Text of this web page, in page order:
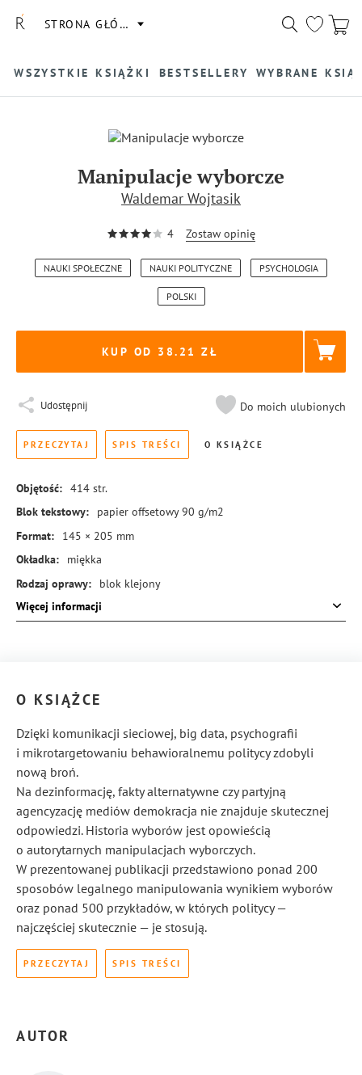
STRONA GŁÓWNA
WSZYSTKIE KSIĄŻKI BESTSELLERY WYBRANE
Manipulacje wyborcze
Waldemar Wojtasik
4 Zostaw opinię
NAUKI SPOŁECZNE NAUKI POLITYCZNE PSYCHOLOGIA
POLSKI
KUP OD 38.21
Udostępnij Do moich ulubionych
PRZECZYTAJ SPIS TREŚCI O KSIĄŻCE
Objętość: 414 str.
Blok tekstowy:
papier offsetowy 90 g/m2
Format:
145 × 205 mm
Okładka:
miękka
Rodzaj oprawy:
blok klejony
ISBN:
978-83-8273-592-5
Więcej informacji
O KSIĄŻCE
Dzięki komunikacji sieciowej, big data, psychografii
i mikrotargetowaniu behawioralnemu politycy zdobyli
nową broń.
Na dezinformację, fakty alternatywne czy partyjną
agencyzację mediów demokracja nie znajduje skutecznej
odpowiedzi. Historia wyborów jest opowieścią
o autorytarnych manipulacjach wyborczych.
W prezentowanej publikacji przedstawiono ponad 200
sposobów legalnego manipulowania wynikiem wyborów
oraz ponad 500 przykładów, w których politycy —
najczęściej skutecznie — je stosują.
PRZECZYTAJ SPIS TREŚCI
AUTOR